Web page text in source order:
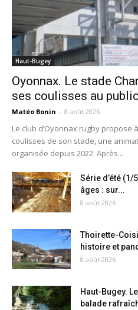
Haut-Bugey
Oyonnax. Le stade
ses coulisses au
Matéo Bonin - 8 août 2026
Le club d’Oyonnax rugby propose
coulisses de son stade, une
organisée depuis 2022. Après...
Série d’été (1/
âges : sur...
8 août 2026
Thoirette-
histoire et
8 août 2026
Haut-Bugey.
balade